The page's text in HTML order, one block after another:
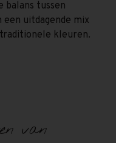
balans tussen
uitdagende mix
kleuren.
van